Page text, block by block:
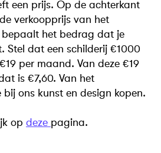
een prijs. Op de achterkant
verkoopprijs van het
bepaalt het bedrag dat je
Stel dat een schilderij €1000
per maand. Van deze €19
is €7,60. Van het
bij ons kunst en design kopen.
op deze pagina.